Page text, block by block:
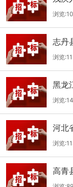
开招
浏览
志丹
公告
浏览
黑龙
(二次
浏览
河北
告
浏览
高青